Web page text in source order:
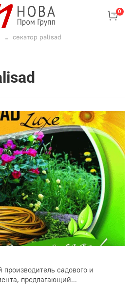
0
секатор palisad
садового и
предлагающий...